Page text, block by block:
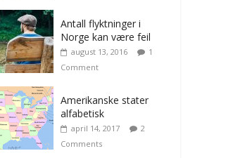
Antall flyktninger i
Norge kan være feil
august 13, 2016
1
Comment
Amerikanske stater
alfabetisk
april 14, 2017
2
Comments